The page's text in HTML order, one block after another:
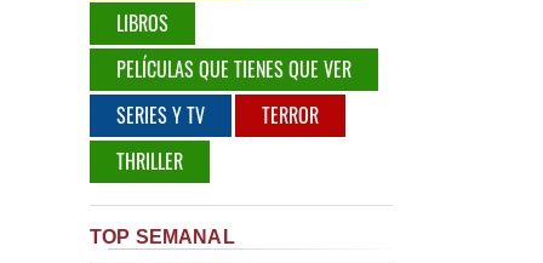
LIBROS
PELÍCULAS QUE TIENES QUE VER
SERIES Y TV
TERROR
THRILLER
TOP SEMANAL